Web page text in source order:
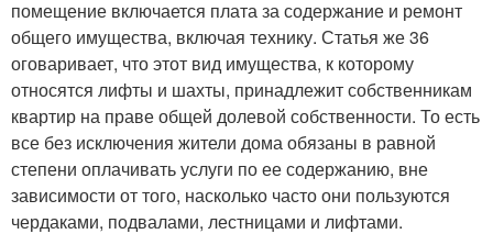
помещение включается плата за содержание и ремонт
общего имущества, включая технику. Статья же 36
оговаривает, что этот вид имущества, к которому
относятся лифты и шахты, принадлежит собственникам
квартир на праве общей долевой собственности. То есть
все без исключения жители дома обязаны в равной
степени оплачивать услуги по ее содержанию, вне
зависимости от того, насколько часто они пользуются
чердаками, подвалами, лестницами и лифтами.